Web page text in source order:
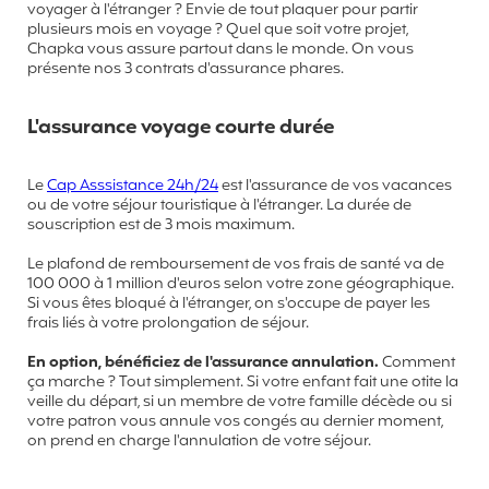
voyager à l'étranger ? Envie de tout plaquer pour partir
plusieurs mois en voyage ? Quel que soit votre projet,
Chapka vous assure partout dans le monde. On vous
présente nos 3 contrats d'assurance phares.
L'assurance voyage courte durée
LeCap Asssistance 24h/24est l'assurance de vos vacances
ou de votre séjour touristique à l'étranger. La durée de
souscription est de 3 mois maximum.
Le plafond de remboursement de vos frais de santé va de
100 000 à 1 million d'euros selon votre zone géographique.
Si vous êtes bloqué à l'étranger, on s'occupe de payer les
frais liés à votre prolongation de séjour.
En option, bénéficiez de l'assurance annulation.Comment
ça marche ? Tout simplement. Si votre enfant fait une otite la
veille du départ, si un membre de votre famille décède ou si
votre patron vous annule vos congés au dernier moment,
on prend en charge l'annulation de votre séjour.